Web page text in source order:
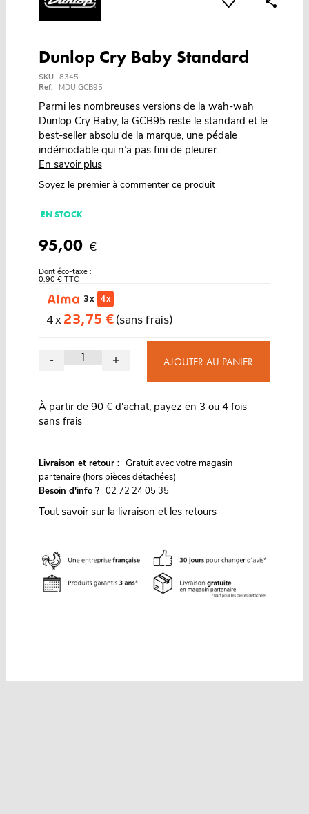
Dunlop Cry Baby Standard
SKU 8345
Ref.
MDU GCB95
Parmi les nombreuses versions de la wah-wah
Dunlop Cry Baby, la GCB95 reste le standard et le
best-seller absolu de la marque, une pédale
indémodable qui n’a pas fini de pleurer.
En savoir plus
Soyez le premier à commenter ce produit
EN STOCK
95,00 €
Dont éco-taxe :
0,90 € TTC
3 x
4 x
4 x 23,75 €(sans frais)
- + AJOUTER AU PANIER
À partir de 90 € d'achat, payez en 3 ou 4 fois
sans frais
Livraison et retour : Gratuit avec votre magasin
partenaire (hors pièces détachées)
Besoin d'info ? 02 72 24 05 35
Tout savoir sur la livraison et les retours